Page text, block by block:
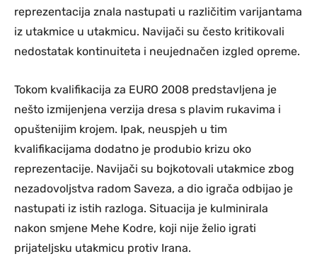
reprezentacija znala nastupati u različitim varijantama
iz utakmice u utakmicu. Navijači su često kritikovali
nedostatak kontinuiteta i neujednačen izgled opreme.
Tokom kvalifikacija za EURO 2008 predstavljena je
nešto izmijenjena verzija dresa s plavim rukavima i
opuštenijim krojem. Ipak, neuspjeh u tim
kvalifikacijama dodatno je produbio krizu oko
reprezentacije. Navijači su bojkotovali utakmice zbog
nezadovoljstva radom Saveza, a dio igrača odbijao je
nastupati iz istih razloga. Situacija je kulminirala
nakon smjene Mehe Kodre, koji nije želio igrati
prijateljsku utakmicu protiv Irana.